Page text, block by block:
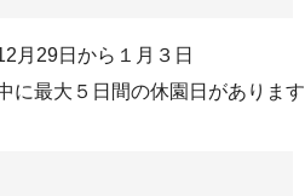
月29日から１月３日
に最大５日間の休園日がありま